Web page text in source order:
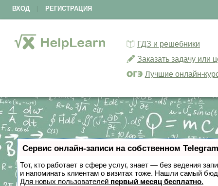
ВХОД РЕГИСТРАЦИЯ
ГДЗ и решебники
Заказать задачу или
Лучшие онлайн-
Сервис онлайн-записи на собственном
Тот, кто работает в сфере услуг, знает — без ведения
и напоминать клиентам о визитах тоже. Нашли самый
Для новых пользователей первый месяц бесплатно.